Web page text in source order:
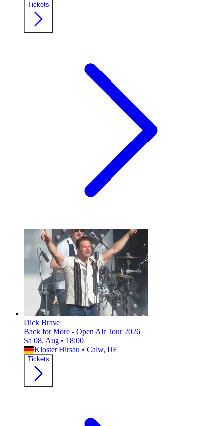
Tickets
Dick Brave
Back for More - Open Air Tour 2026
Sa 08. Aug • 18:00
Kloster Hirsau • Calw, DE
Tickets